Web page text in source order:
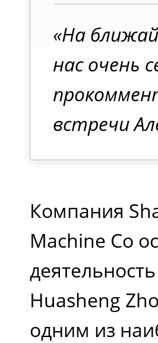
«На
нас очень
встречи
Компания
Machine Co
Huasheng
одним из